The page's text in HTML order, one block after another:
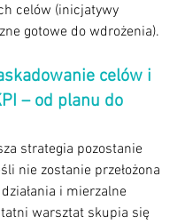
celów (inicjatywy
gotowe do wdrożenia).
celów i
– od planu do
strategia pozostanie
nie zostanie przełożona
i mierzalne
warsztat skupia się